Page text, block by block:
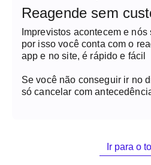
Reagende sem
Imprevistos acontecem e
por isso você conta com o
app e no site, é rápido e fácil
Se você não conseguir ir no
só cancelar com
Ir para o